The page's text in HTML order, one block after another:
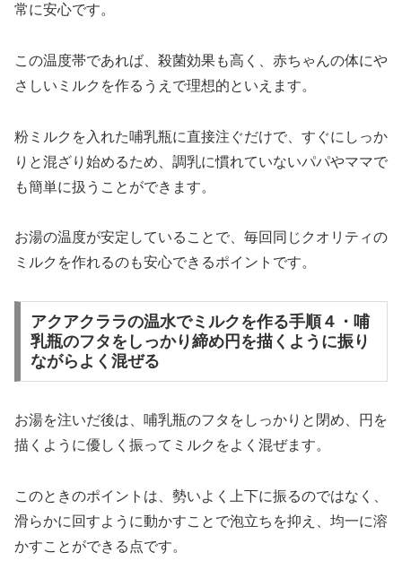
常に安心です。
この温度帯であれば、殺菌効果も高く、赤ちゃんの体にや
さしいミルクを作るうえで理想的といえます。
粉ミルクを入れた哺乳瓶に直接注ぐだけで、すぐにしっか
りと混ざり始めるため、調乳に慣れていないパパやママで
も簡単に扱うことができます。
お湯の温度が安定していることで、毎回同じクオリティの
ミルクを作れるのも安心できるポイントです。
アクアクララの温水でミルクを作る手順４・哺
乳瓶のフタをしっかり締め円を描くように振り
ながらよく混ぜる
お湯を注いだ後は、哺乳瓶のフタをしっかりと閉め、円を
描くように優しく振ってミルクをよく混ぜます。
このときのポイントは、勢いよく上下に振るのではなく、
滑らかに回すように動かすことで泡立ちを抑え、均一に溶
かすことができる点です。